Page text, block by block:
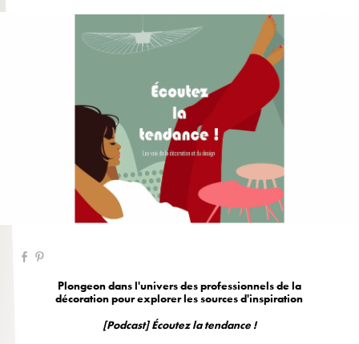
Plongeon dans l'univers des professionnels de la
décoration pour explorer les sources d'inspiration
[Podcast] Écoutez la tendance !